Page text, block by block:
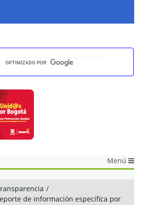
Menú
/
de información específica por